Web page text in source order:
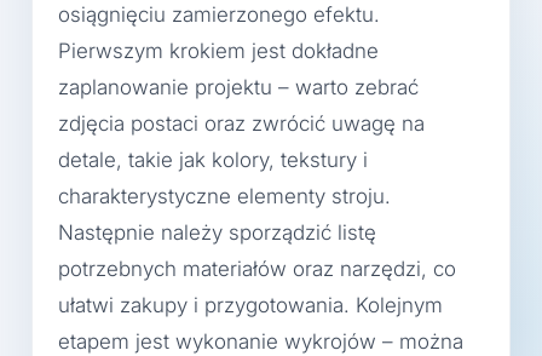
osiągnięciu zamierzonego efektu.
Pierwszym krokiem jest dokładne
zaplanowanie projektu – warto zebrać
zdjęcia postaci oraz zwrócić uwagę na
detale, takie jak kolory, tekstury i
charakterystyczne elementy stroju.
Następnie należy sporządzić listę
potrzebnych materiałów oraz narzędzi, co
ułatwi zakupy i przygotowania. Kolejnym
etapem jest wykonanie wykrojów – można